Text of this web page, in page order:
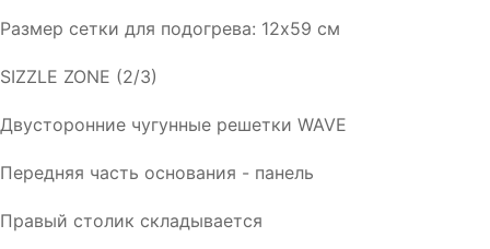
Размер сетки для подогрева: 12х59 см
SIZZLE ZONE (2/3)
Двусторонние чугунные решетки WAVE
Передняя часть основания - панель
Правый столик складывается